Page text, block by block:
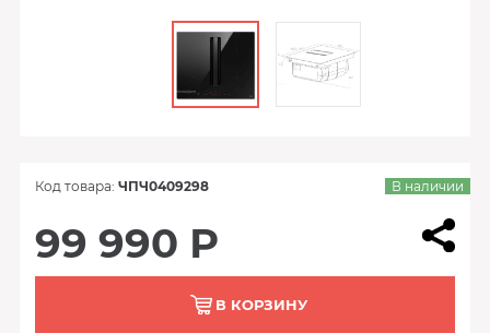
Код товара: ЧПЧ0409298 В наличии
99 990 Р
В КОРЗИНУ